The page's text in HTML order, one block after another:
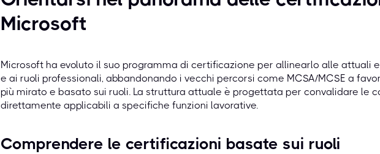
Microsoft
Microsoft ha evoluto il suo programma di certificazione per allinearlo alle attuali
e ai ruoli professionali, abbandonando i vecchi percorsi come MCSA/MCSE a
più mirato e basato sui ruoli. La struttura attuale è progettata per convalidare le
direttamente applicabili a specifiche funzioni lavorative.
Comprendere le certificazioni basate sui ruoli